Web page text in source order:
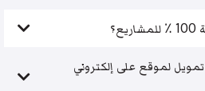
لموقع على إلكتروني